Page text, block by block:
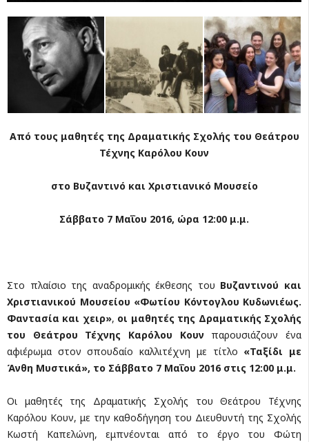
Aπό τους μαθητές της Δραματικής Σχολής του Θεάτρου
Τέχνης Καρόλου Κουν
στο Βυζαντινό και Χριστιανικό Μουσείο
Σάββατο 7 Μαΐου 2016, ώρα 12:00 μ.μ.
Στο πλαίσιο της αναδρομικής έκθεσης του Βυζαντινού και
Χριστιανικού Μουσείου «Φωτίου Κόντογλου Κυδωνιέως.
Φαντασία και χειρ», οι μαθητές της Δραματικής Σχολής
του Θεάτρου Τέχνης Καρόλου Κουνπαρουσιάζουν ένα
αφιέρωμα στον σπουδαίο καλλιτέχνη με τίτλο «Ταξίδι με
Άνθη Μυστικά», το Σάββατο 7 Μαΐου 2016 στις 12:00 μ.μ.
Οι μαθητές της Δραματικής Σχολής του Θεάτρου Τέχνης
Καρόλου Κουν, με την καθοδήγηση του Διευθυντή της Σχολής
Κωστή Καπελώνη, εμπνέονται από το έργο του Φώτη